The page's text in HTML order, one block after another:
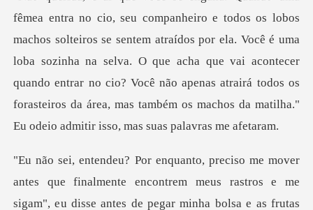
entem atraídos por ela. Você é uma
loba sozinha na selva. O que acha que vai acontecer
quando entrar no cio? Você não apenas
tes que finalmente encontrem meus rastros e me
sigam", e